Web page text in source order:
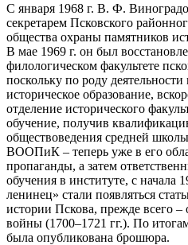
С января 1968 г. В. Ф.
секретарем Псковского
общества охраны памятников
В мае 1969 г. он был
филологическом факультете
поскольку по роду
историческое образование,
отделение исторического
обучение, получив
обществоведения средней
ВООПиК – теперь уже в его
пропаганды, а затем
обучения в институте, с начала
ленинец» стали появляться
истории Пскова, прежде всего
войны (1700–1721 гг.). По
была опубликована брошюра.